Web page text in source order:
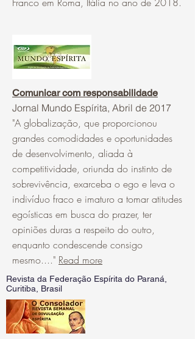
Comunicar com responsabilidade
Jornal Mundo Espírita, Abril de 2017
"A globalização, que proporcionou
grandes comodidades e oportunidades
de desenvolvimento, aliada à
competitividade, oriunda do instinto de
sobrevivência, exarceba o ego e leva o
indivíduo fraco e imaturo a tomar atitudes
egoísticas em busca do prazer, ter
opiniões duras a respeito do outro,
enquanto condescende consigo
mesmo...." Read more
Revista da Federação Espírita do Paraná,
Curitiba, Brasil